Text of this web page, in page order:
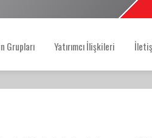
Grupları Yatırımcı İlişkileri